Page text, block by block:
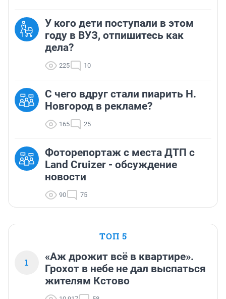
У кого дети поступали в этом
году в ВУЗ, отпишитесь как
дела?
225 10
С чего вдруг стали пиарить Н.
Новгород в рекламе?
165 25
Фоторепортаж с места ДТП с
Land Cruizer - обсуждение
новости
90 75
ТОП 5
1
«Аж дрожит всё в квартире».
Грохот в небе не дал выспаться
жителям Кстово